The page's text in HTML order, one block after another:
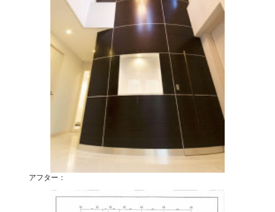
アフター：